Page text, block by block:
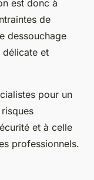
est donc à
de
dessouchage
délicate et
pour un
et à celle
professionnels.